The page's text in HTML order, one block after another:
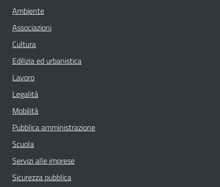
Ambiente
Associazioni
Cultura
Edilizia ed urbanistica
Lavoro
Legalità
Mobilità
Pubblica amministrazione
Scuola
Servizi alle imprese
Sicurezza pubblica